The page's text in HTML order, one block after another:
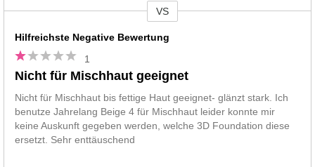
VS
Hilfreichste Negative Bewertung
1
Nicht für Mischhaut geeignet
Nicht für Mischhaut bis fettige Haut geeignet- glänzt stark. Ich
benutze Jahrelang Beige 4 für Mischhaut leider konnte mir
keine Auskunft gegeben werden, welche 3D Foundation diese
ersetzt. Sehr enttäuschend